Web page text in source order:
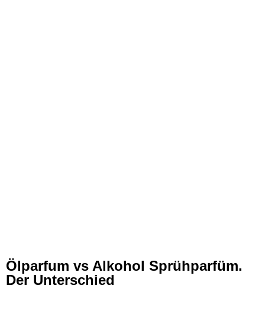
Ölparfum vs Alkohol Sprühparfüm.
Der Unterschied